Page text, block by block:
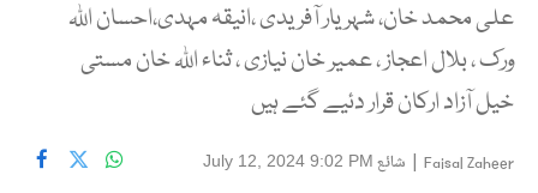
علی محمد خان، شہریار آفریدی ،انیقہ مہدی،احسان اللہ
ورک ، بلال اعجاز ، عمیر خان نیازی ، ثناء اللہ خان مستی
خیل آزاد ارکان قرار دئیے گئے ہیں
Faisal Zaheer
| شائع July 12, 2024 9:02 PM